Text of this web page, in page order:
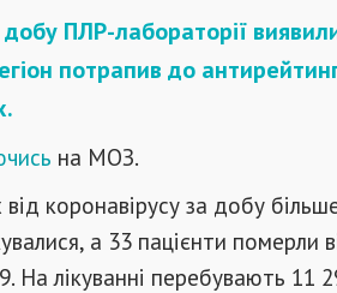
ПЛР-лабораторії
потрапив до
на МОЗ.
коронавірусу за добу
а 33 пацієнти померли
На лікуванні перебувають 11